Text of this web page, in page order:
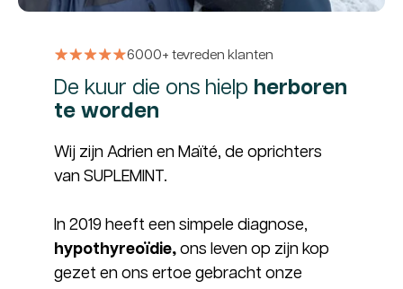
6000+ tevreden klanten
De kuur die ons hielp herboren
te worden
Wij zijn Adrien en Maïté, de oprichters
van SUPLEMINT.
In 2019 heeft een simpele diagnose,
hypothyreoïdie, ons leven op zijn kop
gezet en ons ertoe gebracht onze